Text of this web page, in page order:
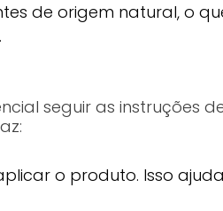
de origem natural, o
seguir as instruções
o produto. Isso